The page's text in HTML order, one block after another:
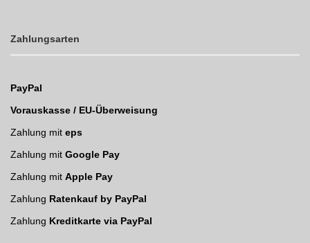
Zahlungsarten
PayPal
Vorauskasse / EU-Überweisung
Zahlung mit eps
Zahlung mit Google Pay
Zahlung mit Apple Pay
Zahlung Ratenkauf by PayPal
Zahlung Kreditkarte via PayPal